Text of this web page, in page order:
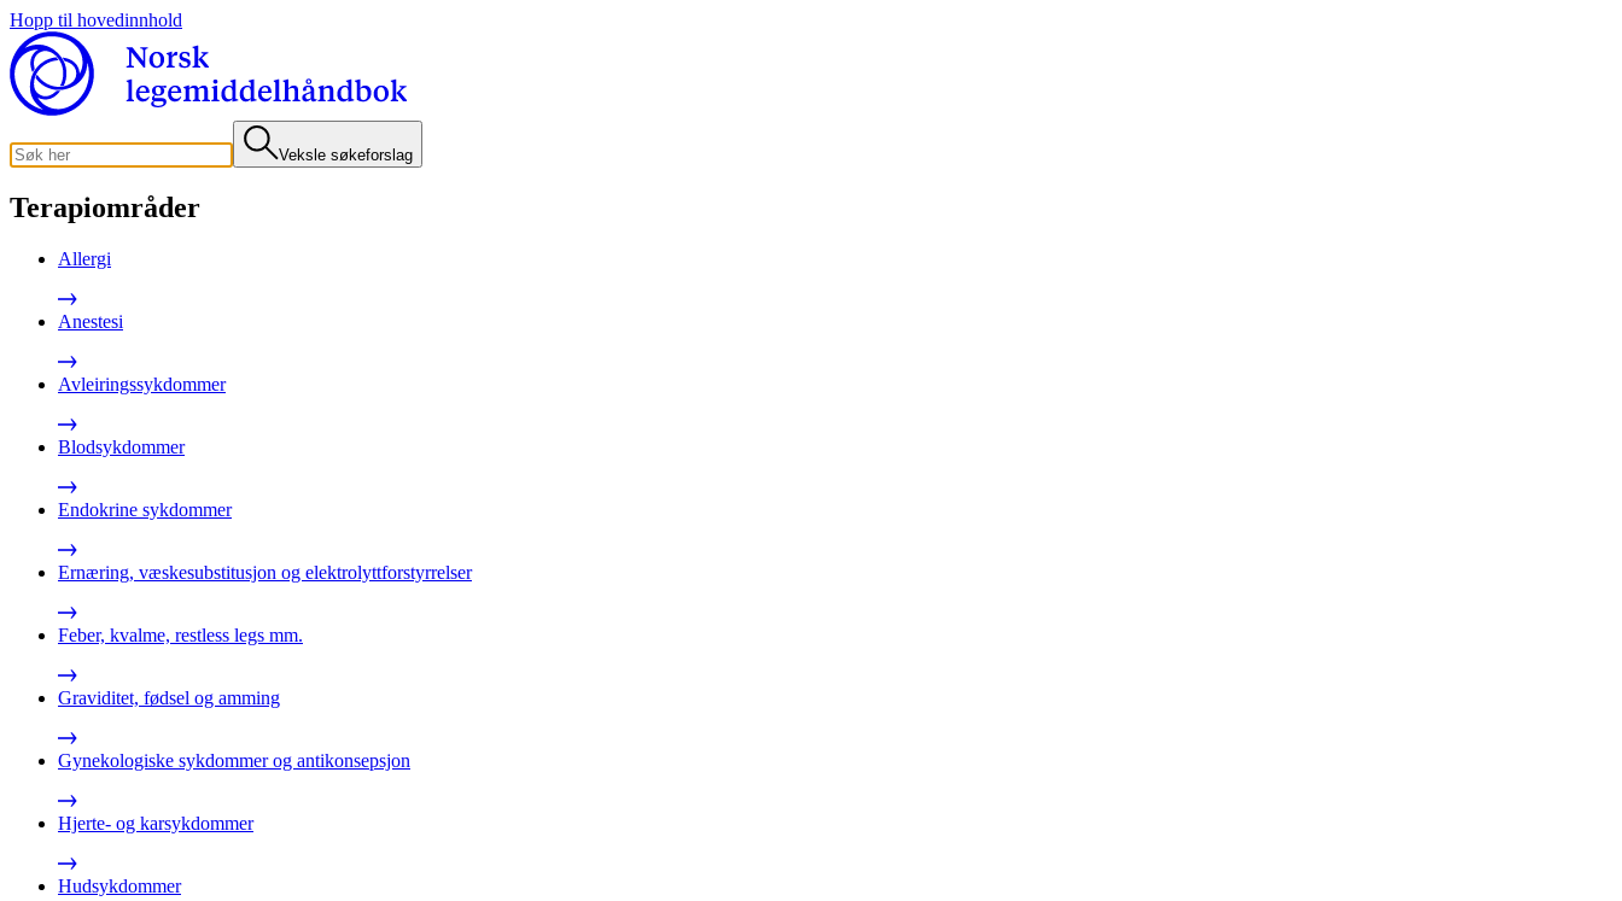
Hopp til hovedinnhold
Veksle søkeforslag
Terapiområder
Allergi
Anestesi
Avleiringssykdommer
Blodsykdommer
Endokrine sykdommer
Ernæring, væskesubstitusjon og elektrolyttforstyrrelser
Feber, kvalme, restless legs mm.
Graviditet, fødsel og amming
Gynekologiske sykdommer og antikonsepsjon
Hjerte- og karsykdommer
Hudsykdommer